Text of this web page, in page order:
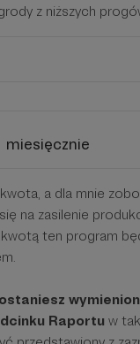
z niższych
miesięcznie
a dla mnie
na zasilenie
ten program
Raportu w